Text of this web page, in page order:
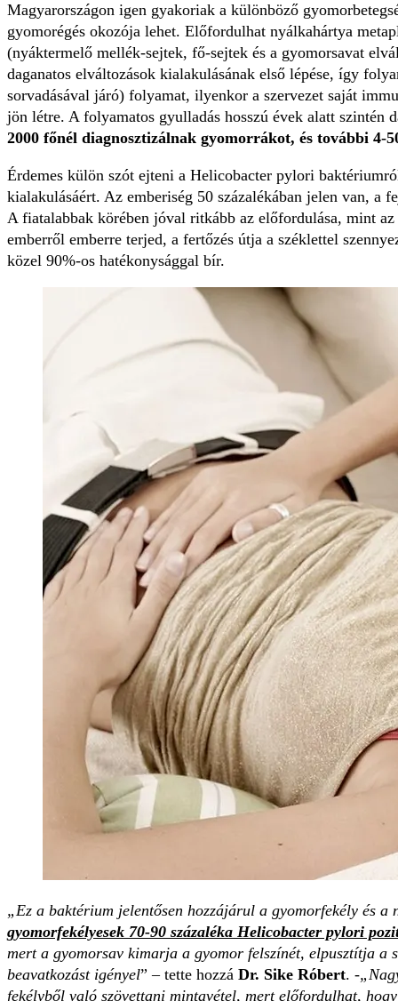
Magyarországon igen gyakoriak a különböző
gyomorégés okozója lehet. Előfordulhat nyálkahártya
(nyáktermelő mellék-sejtek, fő-sejtek és a gyomorsavat
daganatos elváltozások kialakulásának első lépése, így
sorvadásával járó) folyamat, ilyenkor a szervezet saját
jön létre. A folyamatos gyulladás hosszú évek alatt szintén
2000 főnél diagnosztizálnak gyomorrákot, és további 4-
Érdemes külön szót ejteni a Helicobacter pylori
kialakulásáért. Az emberiség 50 százalékában jelen van, a
A fiatalabbak körében jóval ritkább az előfordulása, mint
emberről emberre terjed, a fertőzés útja a széklettel
közel 90%-os hatékonysággal bír.
„Ez a baktérium jelentősen hozzájárul a gyomorfekély és
gyomorfekélyesek 70-90 százaléka Helicobacter pylori
mert a gyomorsav kimarja a gyomor felszínét, elpusztítja a
beavatkozást igényel” – tette hozzá Dr. Sike Róbert. -
fekélyből való szövettani mintavétel, mert előfordulhat,